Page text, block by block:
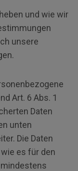
und wie wir
unsere
Art. 6 Abs. 1
Daten
unten
Die Daten
es für den